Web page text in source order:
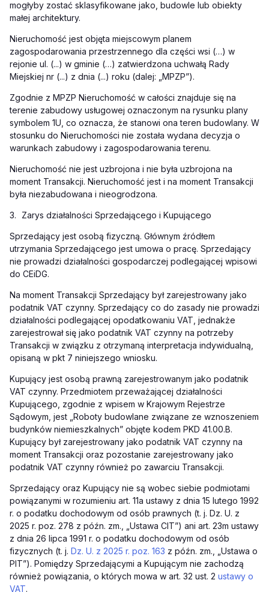
mogłyby zostać sklasyfikowane jako, budowle lub obiekty
małej architektury.
Nieruchomość jest objęta miejscowym planem
zagospodarowania przestrzennego dla części wsi (…) w
rejonie ul. (...) w gminie (…) zatwierdzona uchwałą Rady
Miejskiej nr (...) z dnia (...) roku (dalej: „MPZP”).
Zgodnie z MPZP Nieruchomość w całości znajduje się na
terenie zabudowy usługowej oznaczonym na rysunku plany
symbolem 1U, co oznacza, że stanowi ona teren budowlany. W
stosunku do Nieruchomości nie została wydana decyzja o
warunkach zabudowy i zagospodarowania terenu.
Nieruchomość nie jest uzbrojona i nie była uzbrojona na
moment Transakcji. Nieruchomość jest i na moment Transakcji
była niezabudowana i nieogrodzona.
3. Zarys działalności Sprzedającego i Kupującego
Sprzedający jest osobą fizyczną. Głównym źródłem
utrzymania Sprzedającego jest umowa o pracę. Sprzedający
nie prowadzi działalności gospodarczej podlegającej wpisowi
do CEiDG.
Na moment Transakcji Sprzedający był zarejestrowany jako
podatnik VAT czynny. Sprzedający co do zasady nie prowadzi
działalności podlegającej opodatkowaniu VAT, jednakże
zarejestrował się jako podatnik VAT czynny na potrzeby
Transakcji w związku z otrzymaną interpretacja indywidualną,
opisaną w pkt 7 niniejszego wniosku.
Kupujący jest osobą prawną zarejestrowanym jako podatnik
VAT czynny. Przedmiotem przeważającej działalności
Kupującego, zgodnie z wpisem w Krajowym Rejestrze
Sądowym, jest „Roboty budowlane związane ze wznoszeniem
budynków niemieszkalnych” objęte kodem PKD 41.00.B.
Kupujący był zarejestrowany jako podatnik VAT czynny na
moment Transakcji oraz pozostanie zarejestrowany jako
podatnik VAT czynny również po zawarciu Transakcji.
Sprzedający oraz Kupujący nie są wobec siebie podmiotami
powiązanymi w rozumieniu art. 11a ustawy z dnia 15 lutego 1992
r. o podatku dochodowym od osób prawnych (t. j. Dz. U. z
2025 r. poz. 278 z późn. zm., „Ustawa CIT”) ani art. 23m ustawy
z dnia 26 lipca 1991 r. o podatku dochodowym od osób
fizycznych (t. j. Dz. U. z 2025 r. poz. 163 z późn. zm., „Ustawa o
PIT”). Pomiędzy Sprzedającymi a Kupującym nie zachodzą
również powiązania, o których mowa w art. 32 ust. 2 ustawy o
VAT.